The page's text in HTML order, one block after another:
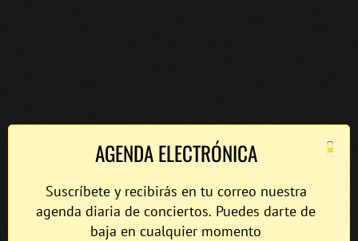
×
AGENDA ELECTRÓNICA
Suscríbete y recibirás en tu correo nuestra
agenda diaria de conciertos. Puedes darte de
baja en cualquier momento